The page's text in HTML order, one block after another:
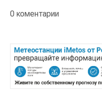
0 коментарии